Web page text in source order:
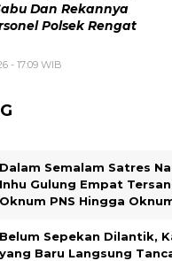
Dan Rekannya
Polsek Rengat
- 17:09 WIB
Dalam Semalam Satres
Inhu Gulung Empat
Oknum PNS Hingga
Belum Sepekan Dilantik,
yang Baru Langsung